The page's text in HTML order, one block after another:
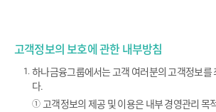
고객정보의 보호에 관한 내부방침
하나금융그룹에서는 고객 여러분의 고객정보를
다.
고객정보의 제공 및 이용은 내부 경영관리